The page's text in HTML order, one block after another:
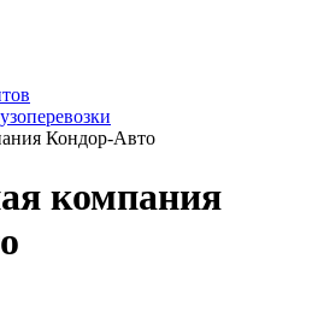
Кондор-Авто
компания